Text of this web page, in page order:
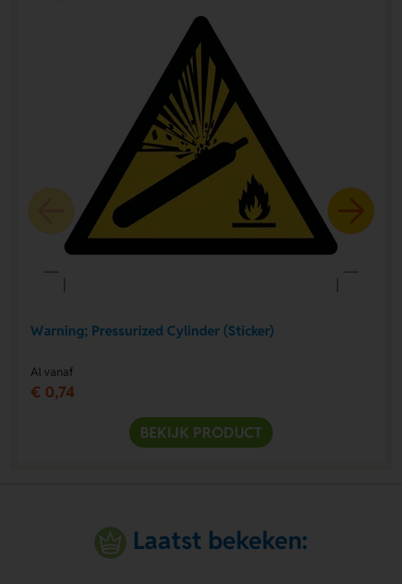
Warning; Pressurized Cylinder (Sticker)
Al vanaf
€ 0,74
BEKIJK PRODUCT
Laatst bekeken: